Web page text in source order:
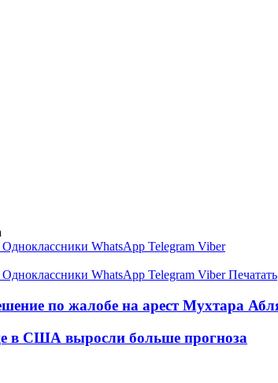
Одноклассники WhatsApp Telegram Viber
Одноклассники WhatsApp Telegram Viber Печатать
по жалобе на арест Мухтара
в США выросли больше прогноза